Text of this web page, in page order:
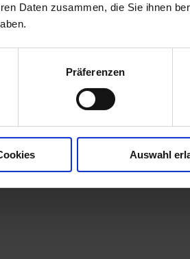
Daten zusammen, die Sie ihnen
Präferenzen
Auswahl